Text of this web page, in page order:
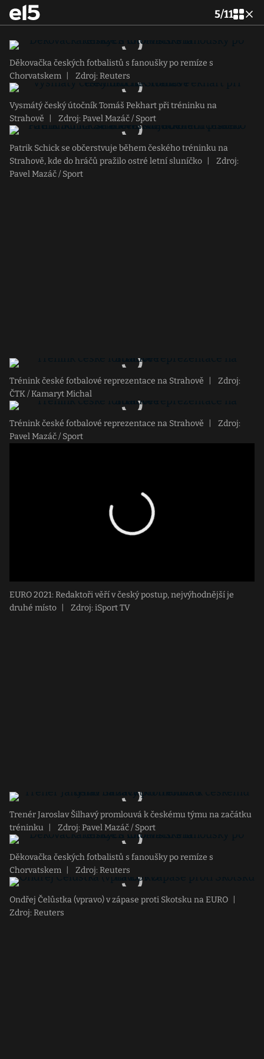
5/11
Děkovačka českých fotbalistů s fanoušky po remíze s
Chorvatskem
Zdroj: Reuters
Vysmátý český útočník Tomáš Pekhart při tréninku na
Strahově
Zdroj: Pavel Mazáč / Sport
Patrik Schick se občerstvuje během českého tréninku na
Strahově, kde do hráčů pražilo ostré letní sluníčko
Zdroj:
Pavel Mazáč / Sport
Trénink české fotbalové reprezentace na Strahově
Zdroj:
ČTK / Kamaryt Michal
Trénink české fotbalové reprezentace na Strahově
Zdroj:
Pavel Mazáč / Sport
EURO 2021: Redaktoři věří v český postup, nejvýhodnější je
druhé místo
Zdroj: iSport TV
Trenér Jaroslav Šilhavý promlouvá k českému týmu na začátku
tréninku
Zdroj: Pavel Mazáč / Sport
Děkovačka českých fotbalistů s fanoušky po remíze s
Chorvatskem
Zdroj: Reuters
Ondřej Čelůstka (vpravo) v zápase proti Skotsku na EURO
Zdroj: Reuters